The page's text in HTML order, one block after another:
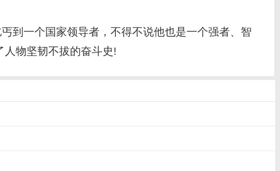
到一个国家领导者，不得不说他也是一个强者、智
人物坚韧不拔的奋斗史!